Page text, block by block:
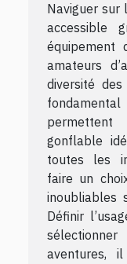
Naviguer sur
accessible
amateurs
diversité
gonflable
toutes les
faire un
inoubliables
Définir
aventures,